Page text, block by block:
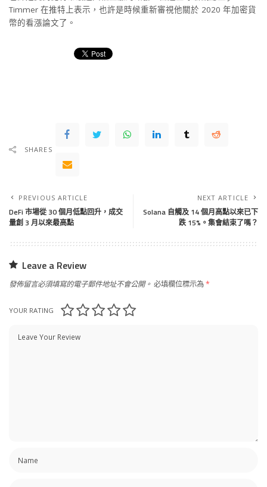
Timmer 在推特上表示，也許是時候重新審視他關於 2020 年加密貨
幣的看漲論文了。
SHARES
PREVIOUS ARTICLE
DeFi 市場從 30 個月低點回升，成交
量創 3 月以來最高點
NEXT ARTICLE
Solana 自觸及 14 個月高點以來已下
跌 15%。集會結束了嗎？
Leave a Review
發佈留言必須填寫的電子郵件地址不會公開。 必填欄位標示為*
YOUR RATING